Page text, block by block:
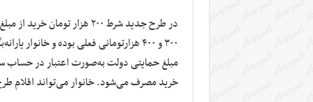
۳۰۰ و ۴۰۰ هزارتومانی فعلی بوده و
مبلغ حمایتی دولت به‌صورت اعتبار در حساب
خرید مصرف می‌شود. خانوار می‌تواند اقلام